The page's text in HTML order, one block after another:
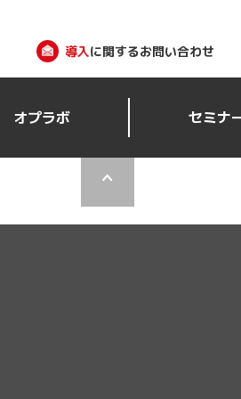
導入に関するお問い合わせ
オプラボ セミナ